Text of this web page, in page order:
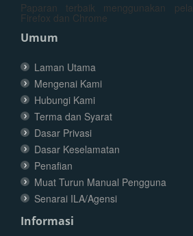
Paparan terbaik menggunakan
Firefox dan Chrome
Umum
Laman Utama
Mengenai Kami
Hubungi Kami
Terma dan Syarat
Dasar Privasi
Dasar Keselamatan
Penafian
Muat Turun Manual Pengguna
Senarai ILA/Agensi
Informasi